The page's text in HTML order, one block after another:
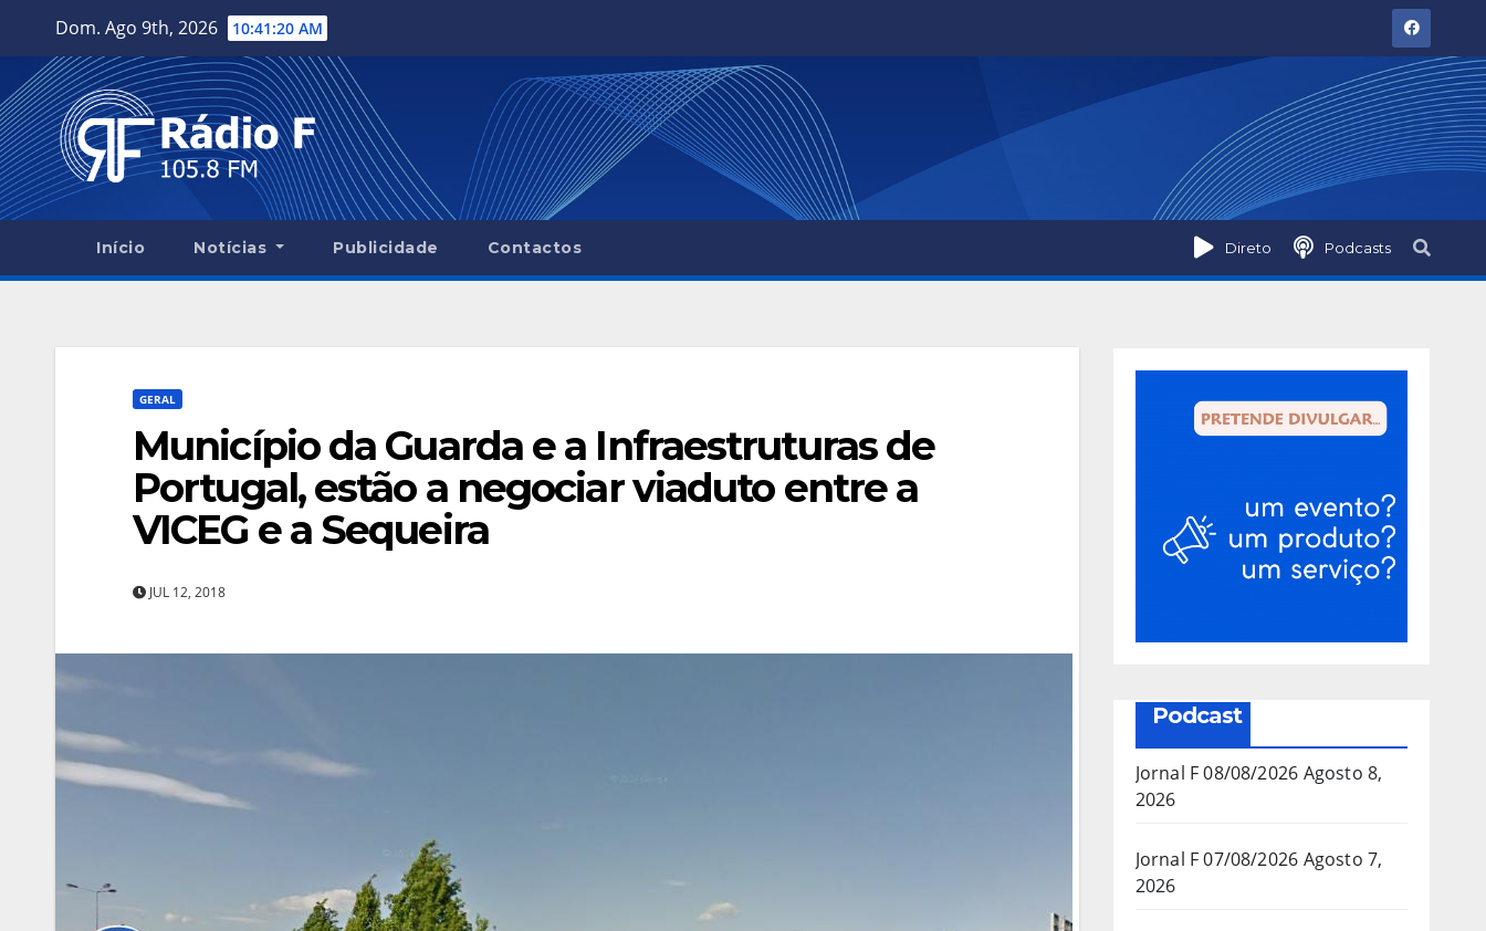
content
Dom. Ago 9th, 2026 10:41:21 AM
Direto Podcasts
Início Notícias Publicidade Contactos
GERAL
Município da Guarda e a Infraestruturas de
Portugal, estão a negociar viaduto entre a
VICEG e a Sequeira
JUL 12, 2018
Podcast
Jornal F 08/08/2026 Agosto 8,
2026
Jornal F 07/08/2026 Agosto 7,
2026